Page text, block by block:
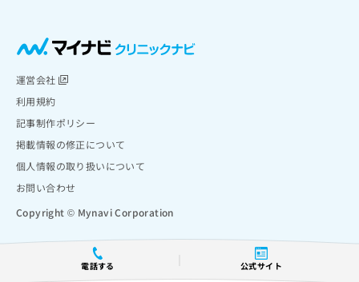
電話する 公式サイト
運営会社
利用規約
記事制作ポリシー
掲載情報の修正について
個人情報の取り扱いについて
お問い合わせ
Copyright © Mynavi Corporation